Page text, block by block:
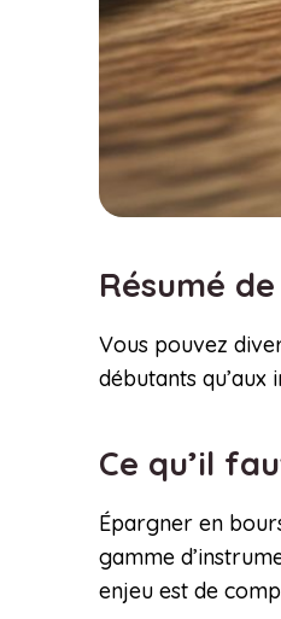
Résumé
Vous pouvez
débutants
Ce qu’il
Épargner en
gamme
enjeu est de